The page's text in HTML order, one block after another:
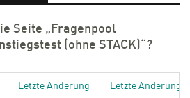
Seite „Fragenpool
(ohne STACK)“?
Letzte Änderung Letzte Änderung